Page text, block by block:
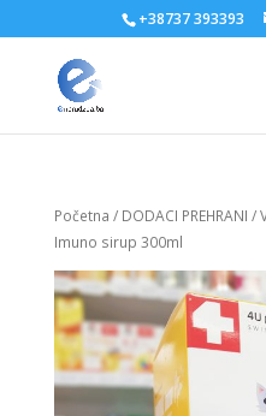
+38737 393393
Početna / DODACI PREHRANI /
Imuno sirup 300ml